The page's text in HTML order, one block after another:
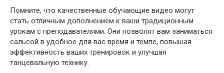
Помните, что качественные обучающие видео могут
стать отличным дополнением к ваши традиционным
урокам с преподавателями. Они позволят вам заниматься
сальсой в удобное для вас время и темпе, повышая
эффективность ваших тренировок и улучшая
танцевальную технику.